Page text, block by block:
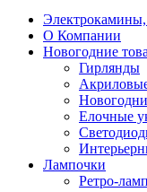
О Компании
Новогодние
Гирлянды
Елочные
Лампочки
Ретро-